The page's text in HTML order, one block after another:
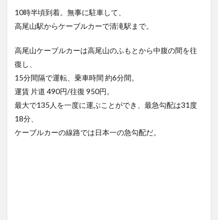
10時半頃到着。無事に駐車して、
高尾山駅からケーブルカーで清滝駅まで。
高尾山ケーブルカーは高尾山のふもとから中腹の間を往
復し、
15分間隔で運転、乗車時間 約6分間。
運賃 片道 490円/往復 950円。
最大で135人を一度に運ぶことができ、最急勾配は31度
18分、
ケーブルカーの線路では日本一の急勾配だ。